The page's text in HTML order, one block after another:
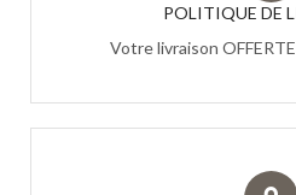
POLITIQUE DE
Votre livraison